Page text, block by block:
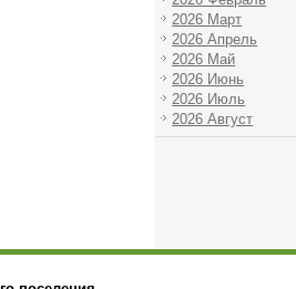
2026 Март
2026 Апрель
2026 Май
2026 Июнь
2026 Июль
2026 Август